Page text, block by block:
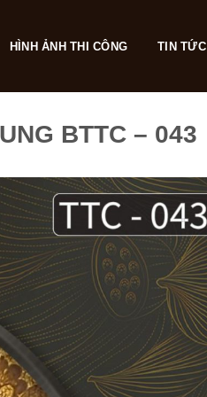
HÌNH ẢNH THI CÔNG TIN TỨC
BTTC – 043